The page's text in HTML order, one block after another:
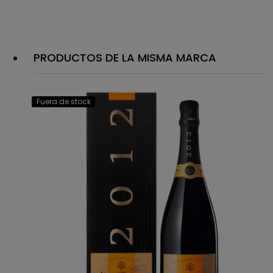
PRODUCTOS DE LA MISMA MARCA
Fuera de stock